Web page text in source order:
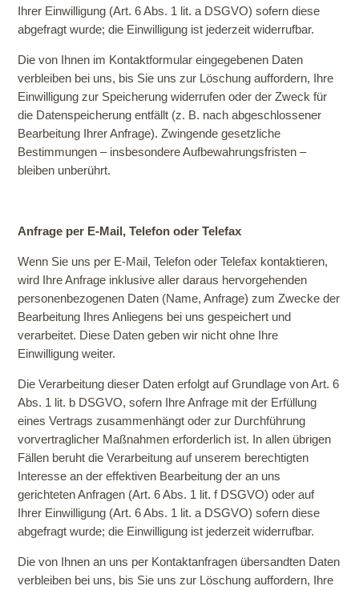
Ihrer Einwilligung (Art. 6 Abs. 1 lit. a DSGVO) sofern diese
abgefragt wurde; die Einwilligung ist jederzeit widerrufbar.
Die von Ihnen im Kontaktformular eingegebenen Daten
verbleiben bei uns, bis Sie uns zur Löschung auffordern, Ihre
Einwilligung zur Speicherung widerrufen oder der Zweck für
die Datenspeicherung entfällt (z. B. nach abgeschlossener
Bearbeitung Ihrer Anfrage). Zwingende gesetzliche
Bestimmungen – insbesondere Aufbewahrungsfristen –
bleiben unberührt.
Anfrage per E-Mail, Telefon oder Telefax
Wenn Sie uns per E-Mail, Telefon oder Telefax kontaktieren,
wird Ihre Anfrage inklusive aller daraus hervorgehenden
personenbezogenen Daten (Name, Anfrage) zum Zwecke der
Bearbeitung Ihres Anliegens bei uns gespeichert und
verarbeitet. Diese Daten geben wir nicht ohne Ihre
Einwilligung weiter.
Die Verarbeitung dieser Daten erfolgt auf Grundlage von Art. 6
Abs. 1 lit. b DSGVO, sofern Ihre Anfrage mit der Erfüllung
eines Vertrags zusammenhängt oder zur Durchführung
vorvertraglicher Maßnahmen erforderlich ist. In allen übrigen
Fällen beruht die Verarbeitung auf unserem berechtigten
Interesse an der effektiven Bearbeitung der an uns
gerichteten Anfragen (Art. 6 Abs. 1 lit. f DSGVO) oder auf
Ihrer Einwilligung (Art. 6 Abs. 1 lit. a DSGVO) sofern diese
abgefragt wurde; die Einwilligung ist jederzeit widerrufbar.
Die von Ihnen an uns per Kontaktanfragen übersandten Daten
verbleiben bei uns, bis Sie uns zur Löschung auffordern, Ihre